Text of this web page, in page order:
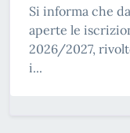
Si informa che
aperte le
2026/2027,
i...